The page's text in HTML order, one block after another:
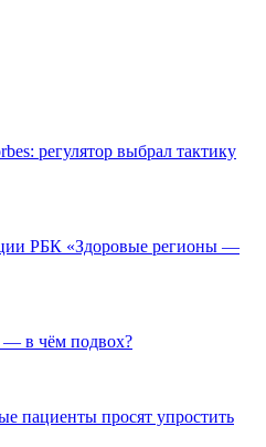
регулятор выбрал тактику
РБК «Здоровые регионы —
в чём подвох?
пациенты просят упростить